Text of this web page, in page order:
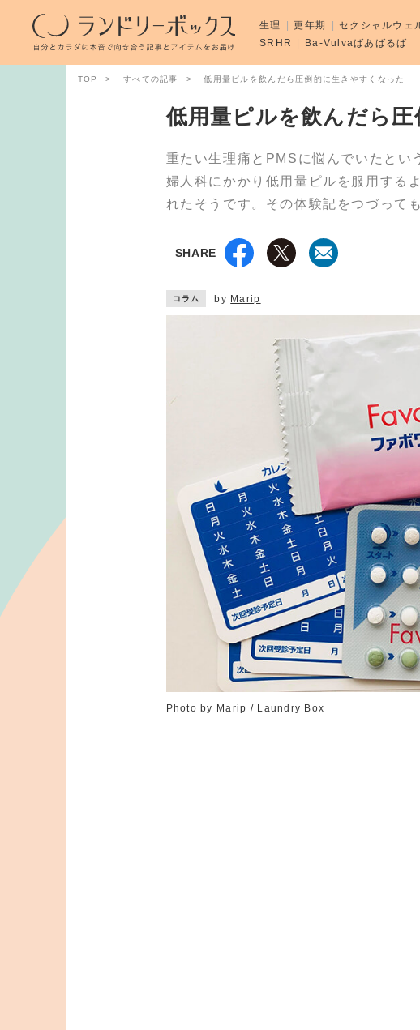
TOP すべての記事 低用量ピルを飲んだら圧倒的に生きやすくなった
低用量ピルを飲んだら
重たい生理痛とPMSに悩んでいたとい
婦人科にかかり低用量ピルを服用する
れたそうです。その体験記をつづって
SHARE
コラム by Marip
Photo by Marip / Laundry Box
生理 更年期 セクシャルウェ
SRHR
Ba-Vulvaばあばるば